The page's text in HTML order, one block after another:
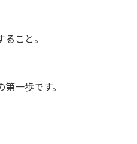
ること。
一歩です。